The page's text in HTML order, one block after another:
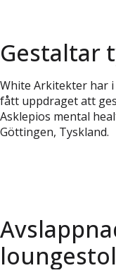
Gestaltar
White Arkitekter har
fått uppdraget att
Asklepios mental
Göttingen, Tyskland.
loungestol